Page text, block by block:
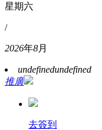
星期六
/
2026年8月
undefinedundefined
推廣
去簽到